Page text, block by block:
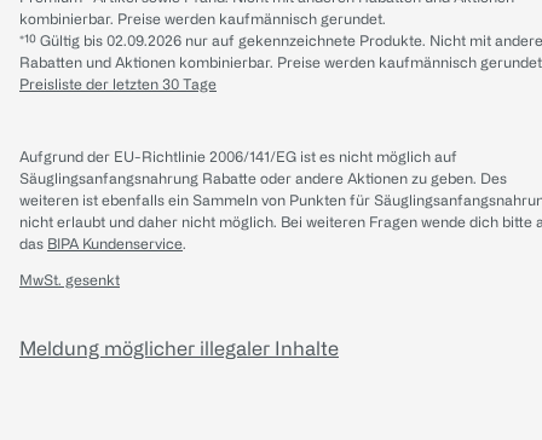
kombinierbar. Preise werden kaufmännisch gerundet.
*¹⁰ Gültig bis 02.09.2026 nur auf gekennzeichnete Produkte. Nicht mit
Rabatten und Aktionen kombinierbar. Preise werden kaufmännisch
Preisliste der letzten 30 Tage
Aufgrund der EU-Richtlinie 2006/141/EG ist es nicht möglich auf
Säuglingsanfangsnahrung Rabatte oder andere Aktionen zu geben. Des
weiteren ist ebenfalls ein Sammeln von Punkten für
nicht erlaubt und daher nicht möglich. Bei weiteren Fragen wende dich bitte
das BIPA Kundenservice.
MwSt. gesenkt
Meldung möglicher illegaler Inhalte